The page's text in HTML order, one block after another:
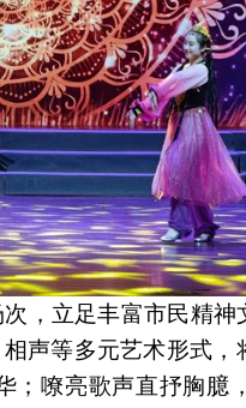
，立足丰富市民精神
声等多元艺术形式
；嘹亮歌声直抒胸臆